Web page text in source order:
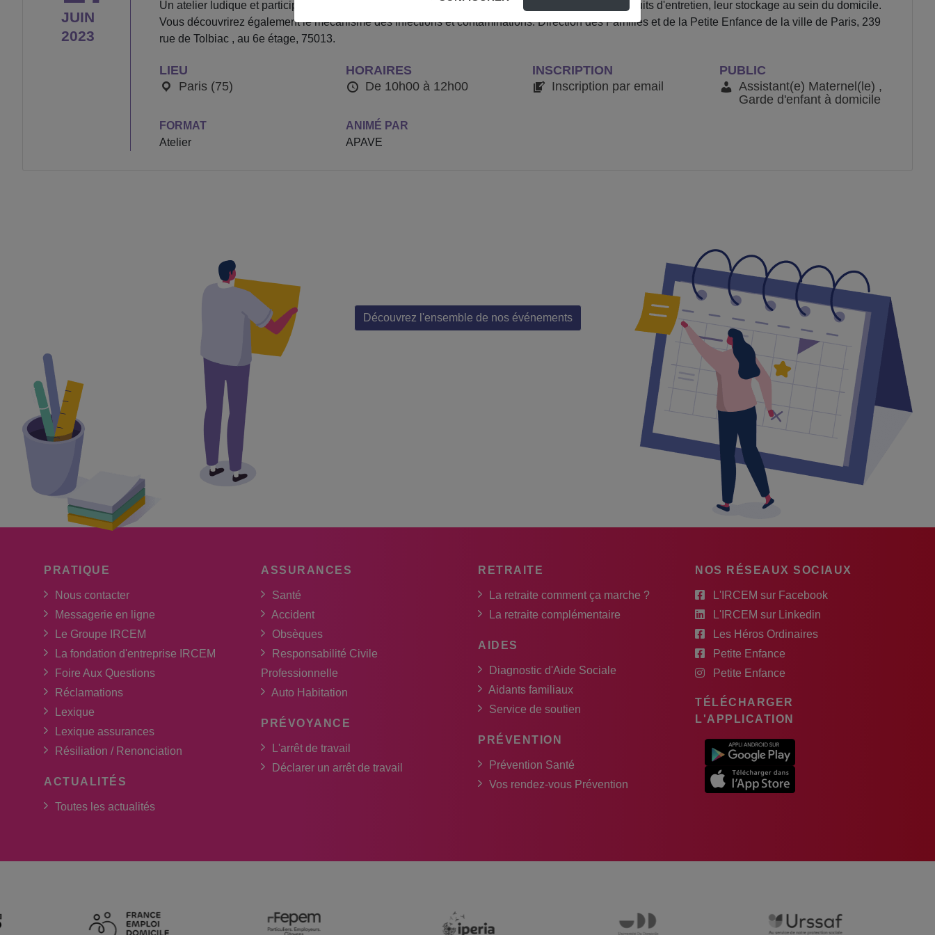
JUIN
2023
Un atelier ludique et participatif pour vous sensibiliser aux risques liés à la manipulation des produits d'entretien, leur stockage au sein du domicile.
Vous découvrirez également le mécanisme des infections et contaminations. Direction des Familles et de la Petite Enfance de la ville de Paris, 239
rue de Tolbiac , au 6e étage, 75013.
LIEU
Paris (75)
HORAIRES
De 10h00 à 12h00
INSCRIPTION
Inscription par email
PUBLIC
Assistant(e) Maternel(le) ,
Garde d'enfant à domicile
FORMAT
Atelier
ANIMÉ PAR
APAVE
Découvrez l'ensemble de nos événements
PRATIQUE
Nous contacter
Messagerie en ligne
Le Groupe IRCEM
La fondation d'entreprise IRCEM
Foire Aux Questions
Réclamations
Lexique
Lexique assurances
Résiliation / Renonciation
ACTUALITÉS
Toutes les actualités
ASSURANCES
Santé
Accident
Obsèques
Responsabilité Civile
Professionnelle
Auto Habitation
PRÉVOYANCE
L'arrêt de travail
Déclarer un arrêt de travail
RETRAITE
La retraite comment ça marche ?
La retraite complémentaire
AIDES
Diagnostic d'Aide Sociale
Aidants familiaux
Service de soutien
PRÉVENTION
Prévention Santé
Vos rendez-vous Prévention
NOS RÉSEAUX SOCIAUX
L'IRCEM sur Facebook
L'IRCEM sur Linkedin
Les Héros Ordinaires
Petite Enfance
Petite Enfance
TÉLÉCHARGER
L'APPLICATION